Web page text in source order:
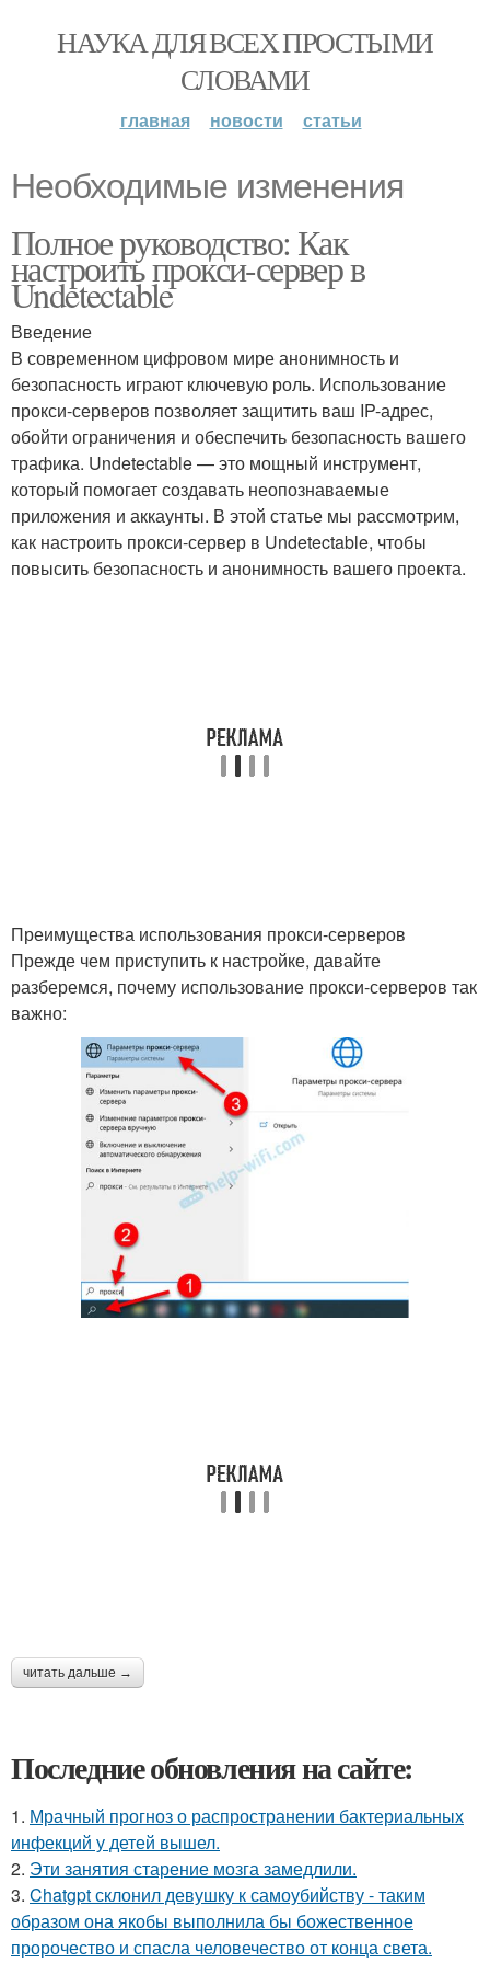
НАУКА ДЛЯ ВСЕХ ПРОСТЫМИ
СЛОВАМИ
главная новости статьи
Необходимые изменения
Полное руководство: Как
настроить прокси-сервер в
Undetectable
Введение
В современном цифровом мире анонимность и
безопасность играют ключевую роль. Использование
прокси-серверов позволяет защитить ваш IP-адрес,
обойти ограничения и обеспечить безопасность вашего
трафика. Undetectable — это мощный инструмент,
который помогает создавать неопознаваемые
приложения и аккаунты. В этой статье мы рассмотрим,
как настроить прокси-сервер в Undetectable, чтобы
повысить безопасность и анонимность вашего проекта.
Преимущества использования прокси-серверов
Прежде чем приступить к настройке, давайте
разберемся, почему использование прокси-серверов так
важно:
читать дальше →
Последние обновления на сайте:
1. Мрачный прогноз о распространении бактериальных
инфекций у детей вышел.
2. Эти занятия старение мозга замедлили.
3. Chatgpt склонил девушку к самоубийству - таким
образом она якобы выполнила бы божественное
пророчество и спасла человечество от конца света.